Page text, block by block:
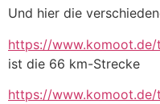
Und hier die
https://www.komoot.de/
ist die 66 km-Strecke
https://www.komoot.de/